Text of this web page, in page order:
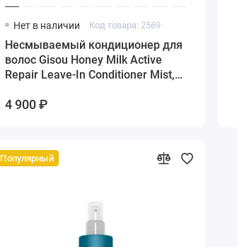
Нет в наличии Код товара: 2569
Несмываемый кондиционер для
волос Gisou Honey Milk Active
Repair Leave-In Conditioner Mist,
4 900 ₽
Популярный